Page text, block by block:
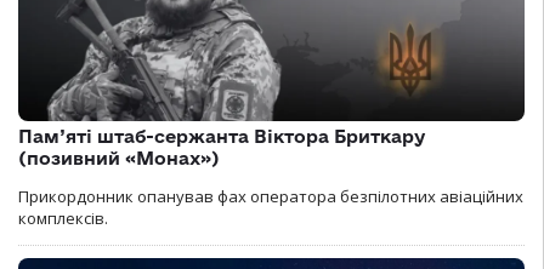
Пам’яті штаб-сержанта Віктора Бриткару
(позивний «Монах»)
Прикордонник опанував фах оператора безпілотних авіаційних
комплексів.